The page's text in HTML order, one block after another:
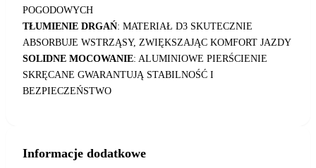
POGODOWYCH
TŁUMIENIE DRGAŃ: MATERIAŁ D3 SKUTECZNIE
ABSORBUJE WSTRZĄSY, ZWIĘKSZAJĄC KOMFORT JAZDY
SOLIDNE MOCOWANIE: ALUMINIOWE PIERŚCIENIE
SKRĘCANE GWARANTUJĄ STABILNOŚĆ I
BEZPIECZEŃSTWO
Informacje dodatkowe